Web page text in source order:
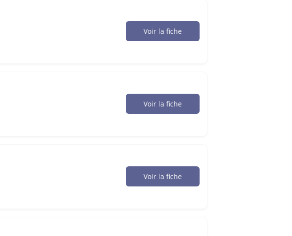
Voir la fiche
Voir la fiche
Voir la fiche